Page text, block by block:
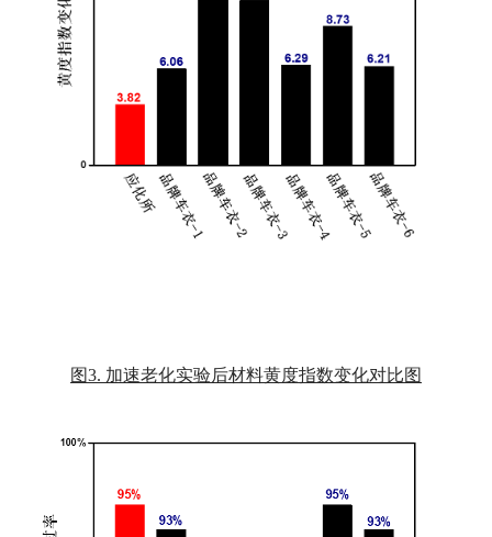
图3. 加速老化实验后材料黄度指数变化对比图